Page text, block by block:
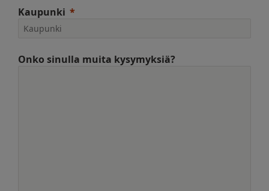
Kaupunki
Onko sinulla muita kysymyksiä?